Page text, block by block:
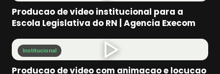
Producao de video institucional para a
Escola Legislativa do RN | Agencia Execom
Institucional
Producao de video com animacao e locucao